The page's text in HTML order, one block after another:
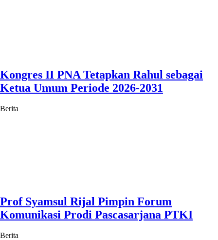
Kongres II PNA Tetapkan Rahul sebagai
Ketua Umum Periode 2026-2031
Berita
Prof Syamsul Rijal Pimpin Forum
Komunikasi Prodi Pascasarjana PTKI
Berita